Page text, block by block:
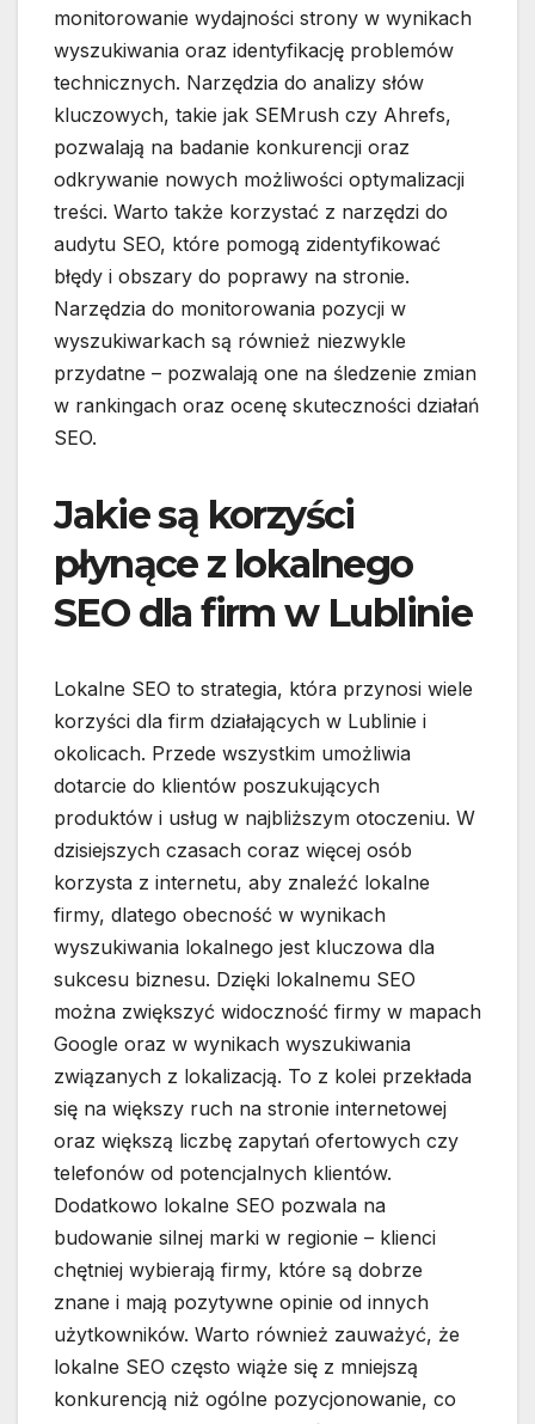
monitorowanie wydajności strony w wynikach
wyszukiwania oraz identyfikację problemów
technicznych. Narzędzia do analizy słów
kluczowych, takie jak SEMrush czy Ahrefs,
pozwalają na badanie konkurencji oraz
odkrywanie nowych możliwości optymalizacji
treści. Warto także korzystać z narzędzi do
audytu SEO, które pomogą zidentyfikować
błędy i obszary do poprawy na stronie.
Narzędzia do monitorowania pozycji w
wyszukiwarkach są również niezwykle
przydatne – pozwalają one na śledzenie zmian
w rankingach oraz ocenę skuteczności działań
SEO.
Jakie są korzyści
płynące z lokalnego
SEO dla firm w Lublinie
Lokalne SEO to strategia, która przynosi wiele
korzyści dla firm działających w Lublinie i
okolicach. Przede wszystkim umożliwia
dotarcie do klientów poszukujących
produktów i usług w najbliższym otoczeniu. W
dzisiejszych czasach coraz więcej osób
korzysta z internetu, aby znaleźć lokalne
firmy, dlatego obecność w wynikach
wyszukiwania lokalnego jest kluczowa dla
sukcesu biznesu. Dzięki lokalnemu SEO
można zwiększyć widoczność firmy w mapach
Google oraz w wynikach wyszukiwania
związanych z lokalizacją. To z kolei przekłada
się na większy ruch na stronie internetowej
oraz większą liczbę zapytań ofertowych czy
telefonów od potencjalnych klientów.
Dodatkowo lokalne SEO pozwala na
budowanie silnej marki w regionie – klienci
chętniej wybierają firmy, które są dobrze
znane i mają pozytywne opinie od innych
użytkowników. Warto również zauważyć, że
lokalne SEO często wiąże się z mniejszą
konkurencją niż ogólne pozycjonowanie, co